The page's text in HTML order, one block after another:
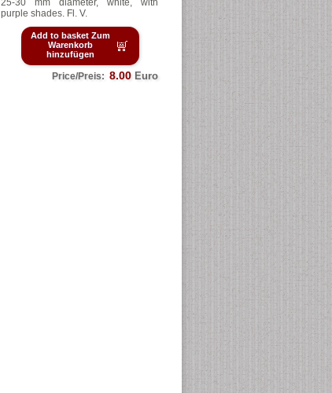
25-30 mm diameter, white, with
purple shades. Fl. V.
Add to basket Zum
Warenkorb
hinzufügen
Price/Preis: 8.00 Euro